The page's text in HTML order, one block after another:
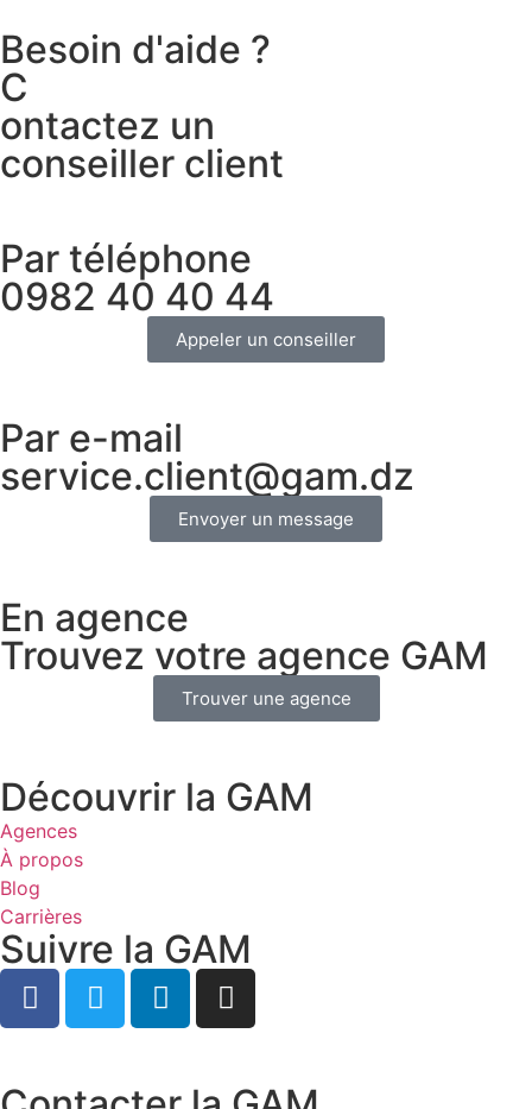
Besoin d'aide ?
C
ontactez un
conseiller client
Par téléphone
0982 40 40 44
Appeler un conseiller
Par e-mail
service.client@gam.dz
Envoyer un message
En agence
Trouvez votre agence GAM
Trouver une agence
Découvrir la GAM
Agences
À propos
Blog
Carrières
Suivre la GAM